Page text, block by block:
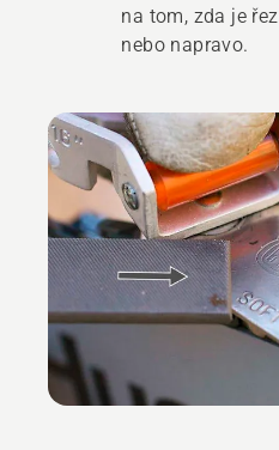
na tom, zda je
nebo napravo.